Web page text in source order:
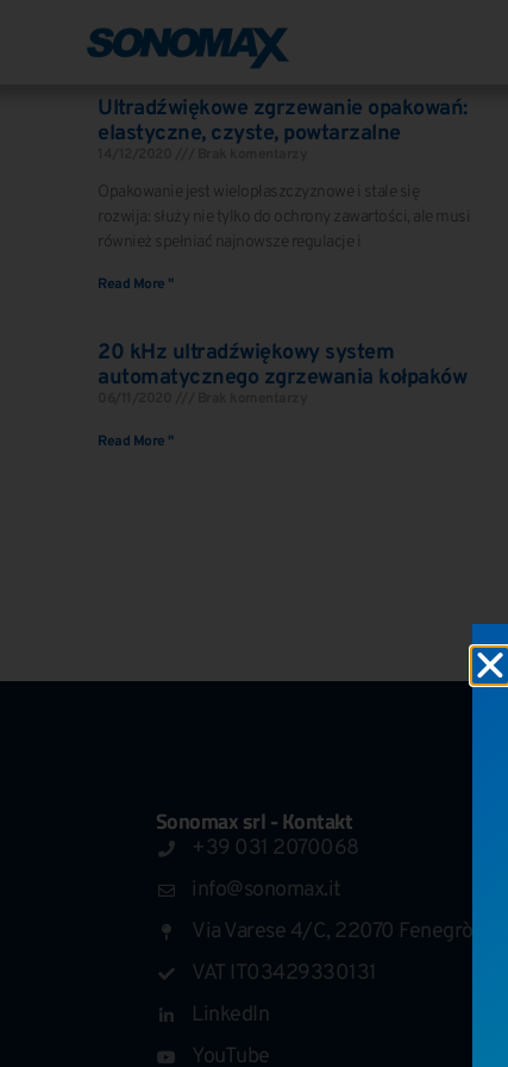
Ultradźwiękowe zgrzewanie opakowań:
elastyczne, czyste, powtarzalne
Opakowanie jest wielopłaszczyznowe i stale się
rozwija: służy nie tylko do ochrony zawartości, ale musi
również spełniać najnowsze regulacje i
Read More "
20 kHz ultradźwiękowy system
automatycznego zgrzewania kołpaków
Read More "
Sonomax srl - Kontakt
+39 031 2070068
info@sonomax.it
Via Varese 4/C, 22070 Fenegrò (CO)
VAT IT03429330131
LinkedIn
YouTube